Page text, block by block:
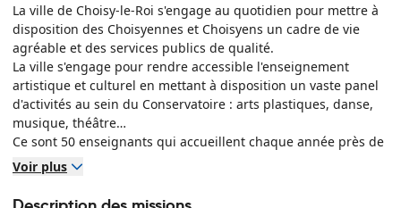
La ville de Choisy-le-Roi s'engage au quotidien pour mettre à
disposition des Choisyennes et Choisyens un cadre de vie
agréable et des services publics de qualité.
La ville s'engage pour rendre accessible l'enseignement
artistique et culturel en mettant à disposition un vaste panel
d'activités au sein du Conservatoire : arts plastiques, danse,
musique, théâtre…
Ce sont 50 enseignants qui accueillent chaque année près de
1 200 élèves, des enfants dès 4 ans aux adultes sans limite
d'âge. Classé par le ministère de la Culture, le Conservatoire
garantit la qualité de ses formations et des conditions de
Voir plus